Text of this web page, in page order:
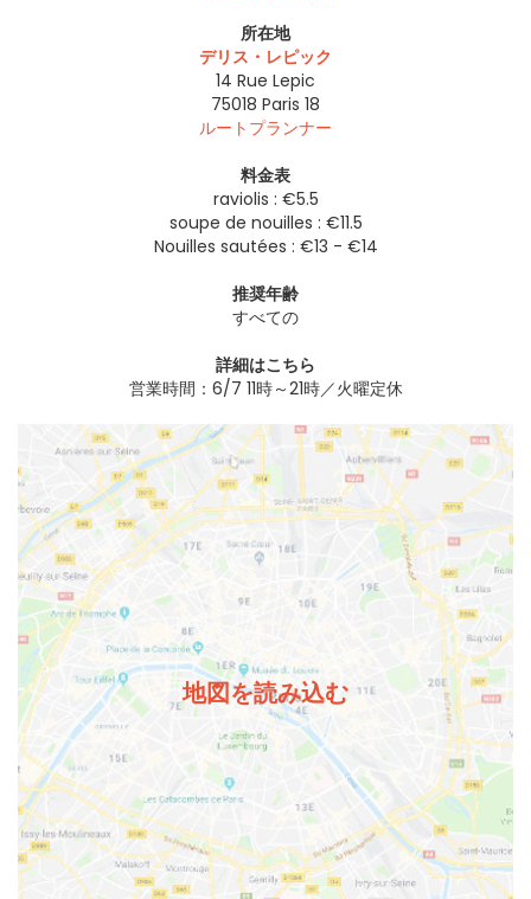
所在地
デリス・レピック
14 Rue Lepic
75018 Paris 18
ルートプランナー
料金表
raviolis : €5.5
soupe de nouilles : €11.5
Nouilles sautées : €13 - €14
推奨年齢
すべての
詳細はこちら
営業時間：6/7 11時～21時／火曜定休
地図を読み込む